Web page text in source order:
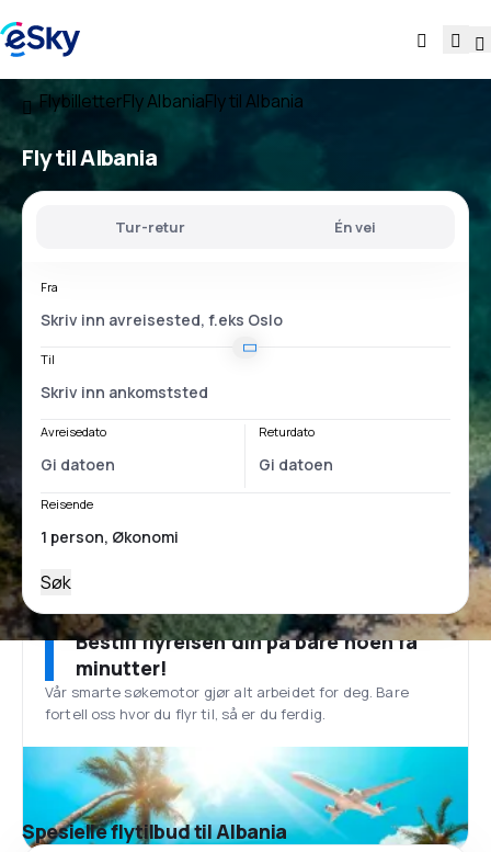
FlybilletterFly AlbaniaFly til Albania
Fly til Albania
Tur-retur Én vei
Fra
Til
Avreisedato Returdato
Reisende
Søk
Bestill flyreisen din på bare noen få
minutter!
Vår smarte søkemotor gjør alt arbeidet for deg. Bare
fortell oss hvor du flyr til, så er du ferdig.
Spesielle flytilbud til Albania